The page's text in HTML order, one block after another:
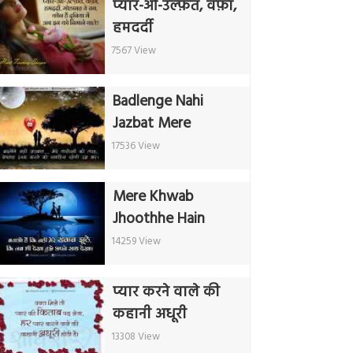
प्यार-ओ-उल्फ़त, वफ़ा,
हमदर्दी
7567 View
Badlenge Nahi
Jazbat Mere
17536 View
Mere Khwab
Jhoothhe Hain
14259 View
प्यार करने वाले की
कहानी अधूरी
13308 View